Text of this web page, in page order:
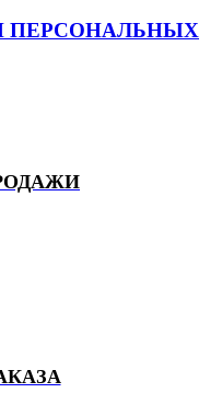
ПЕРСОНАЛЬНЫХ